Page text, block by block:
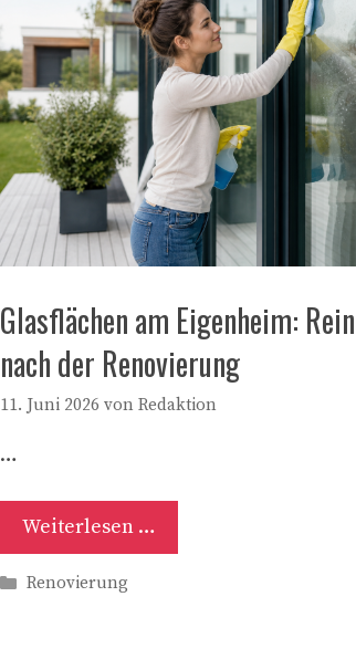
Glasflächen am Eigenheim:
nach der Renovierung
11. Juni 2026 von Redaktion
…
Weiterlesen …
Kategorien
Renovierung